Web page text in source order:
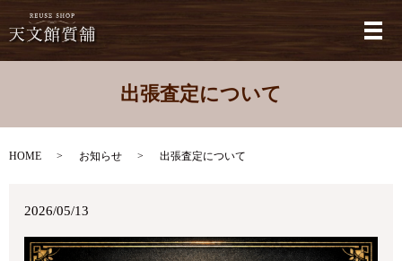
メ
出張査定について
HOME お知らせ 出張査定について
2026/05/13